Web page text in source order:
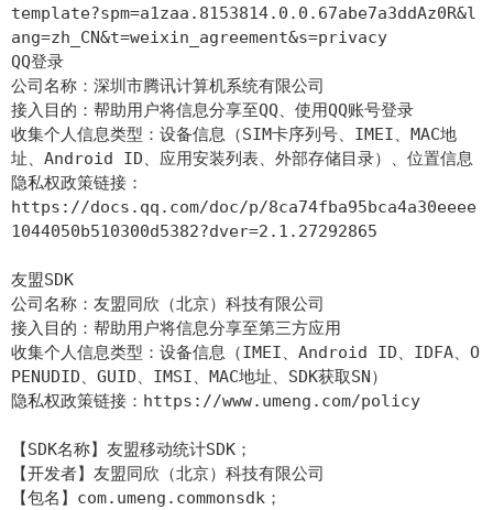
template?spm=a1zaa.8153814.0.0.67abe7a3ddAz0R&l
ang=zh_CN&t=weixin_agreement&s=privacy
QQ登录
公司名称：深圳市腾讯计算机系统有限公司
接入目的：帮助用户将信息分享至QQ、使用QQ账号登录
收集个人信息类型：设备信息（SIM卡序列号、IMEI、MAC地
址、Android ID、应用安装列表、外部存储目录）、位置信息
隐私权政策链接：
https://docs.qq.com/doc/p/8ca74fba95bca4a30eeee
1044050b510300d5382?dver=2.1.27292865
友盟SDK
公司名称：友盟同欣（北京）科技有限公司
接入目的：帮助用户将信息分享至第三方应用
收集个人信息类型：设备信息（IMEI、Android ID、IDFA、O
PENUDID、GUID、IMSI、MAC地址、SDK获取SN）
隐私权政策链接：https://www.umeng.com/policy
【SDK名称】友盟移动统计SDK；
【开发者】友盟同欣（北京）科技有限公司
【包名】com.umeng.commonsdk；